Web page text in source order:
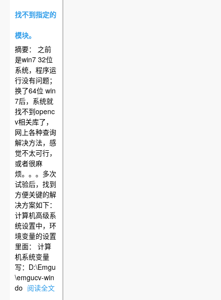
找不到指定的
模块。
摘要： 之前
是win7 32位
系统，程序运
行没有问题；
换了64位 win
7后，系统就
找不到openc
v相关库了，
网上各种查询
解决方法，感
觉不太可行，
或者很麻
烦。。。多次
试验后，找到
方便关键的解
决方案如下：
计算机高级系
统设置中，环
境变量的设置
里面： 计算
机系统变量
写：D:\Emgu
\emgucv-win
do 阅读全文